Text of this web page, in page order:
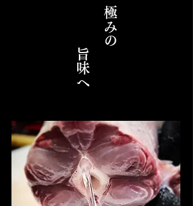
​極みの
旨味へ​